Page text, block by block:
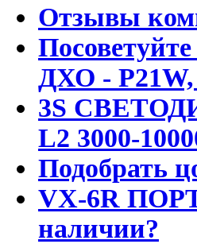
Отзывы
ДХО - P21W,
3S
L2 3000-
Подобрать
VX-6R
наличии?